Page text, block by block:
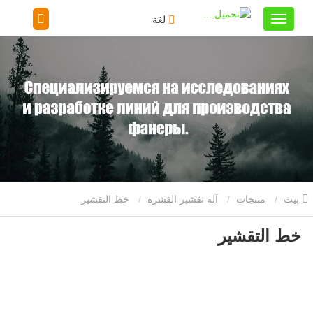
لغة
منتجات آلة تقشير القشرة
خط التقشير